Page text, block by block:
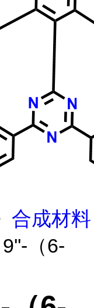
合成材料
（6-